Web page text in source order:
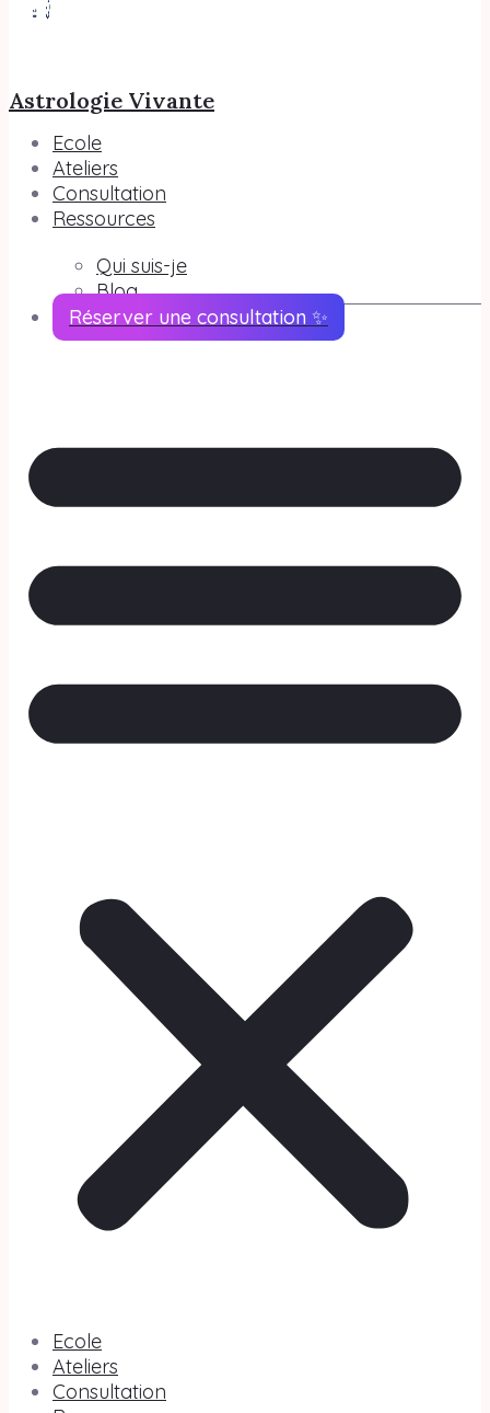
Astrologie Vivante
Ecole
Ateliers
Consultation
Ressources
Qui suis-je
Blog
Réserver une consultation ✨
Ecole
Ateliers
Consultation